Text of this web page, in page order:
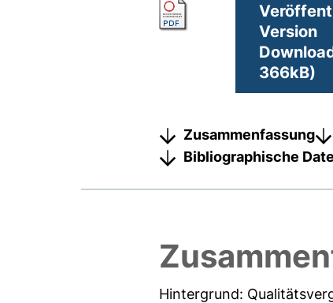
Version
366kB)
Zusammenfassung
Bibliographische
Hintergrund: